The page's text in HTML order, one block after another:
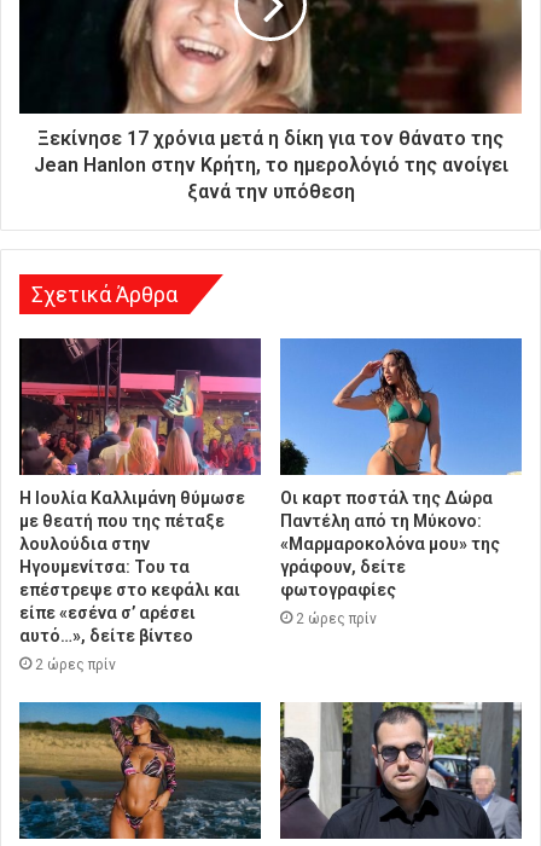
η
Ξεκίνησε 17 χρόνια μετά η δίκη για τον θάνατο της
Jean Hanlon στην Κρήτη, το ημερολόγιό της ανοίγει
ξανά την υπόθεση
Σχετικά Άρθρα
Η Ιουλία Καλλιμάνη θύμωσε
με θεατή που της πέταξε
λουλούδια στην
Ηγουμενίτσα: Του τα
επέστρεψε στο κεφάλι και
είπε «εσένα σ’ αρέσει
αυτό…», δείτε βίντεο
2 ώρες πρίν
Οι καρτ ποστάλ της Δώρα
Παντέλη από τη Μύκονο:
«Μαρμαροκολόνα μου» της
γράφουν, δείτε
φωτογραφίες
2 ώρες πρίν